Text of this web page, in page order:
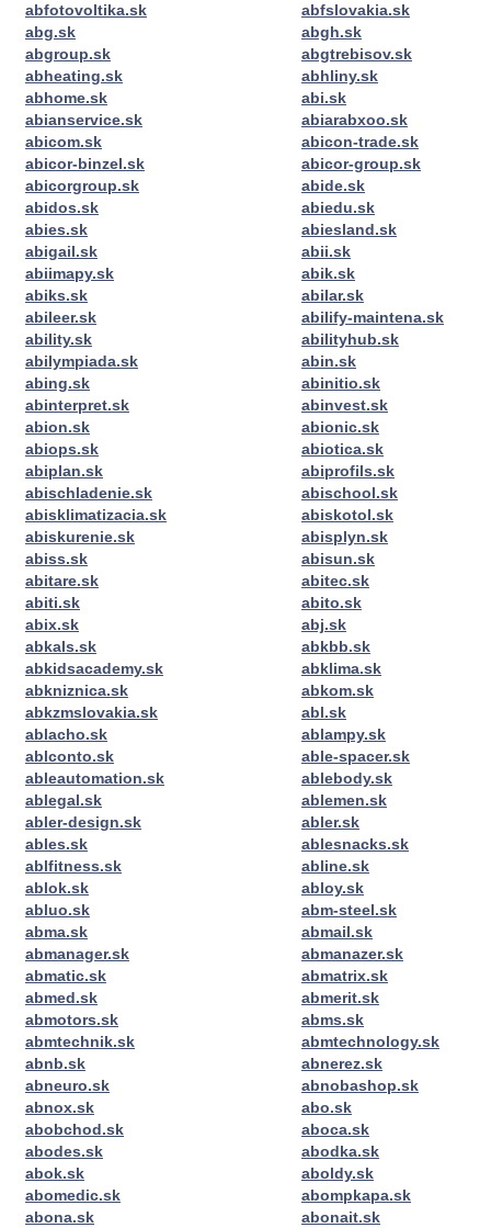
abfotovoltika.sk
abfslovakia.sk
abg.sk
abgh.sk
abgroup.sk
abgtrebisov.sk
abheating.sk
abhliny.sk
abhome.sk
abi.sk
abianservice.sk
abiarabxoo.sk
abicom.sk
abicon-trade.sk
abicor-binzel.sk
abicor-group.sk
abicorgroup.sk
abide.sk
abidos.sk
abiedu.sk
abies.sk
abiesland.sk
abigail.sk
abii.sk
abiimapy.sk
abik.sk
abiks.sk
abilar.sk
abileer.sk
abilify-maintena.sk
ability.sk
abilityhub.sk
abilympiada.sk
abin.sk
abing.sk
abinitio.sk
abinterpret.sk
abinvest.sk
abion.sk
abionic.sk
abiops.sk
abiotica.sk
abiplan.sk
abiprofils.sk
abischladenie.sk
abischool.sk
abisklimatizacia.sk
abiskotol.sk
abiskurenie.sk
abisplyn.sk
abiss.sk
abisun.sk
abitare.sk
abitec.sk
abiti.sk
abito.sk
abix.sk
abj.sk
abkals.sk
abkbb.sk
abkidsacademy.sk
abklima.sk
abkniznica.sk
abkom.sk
abkzmslovakia.sk
abl.sk
ablacho.sk
ablampy.sk
ablconto.sk
able-spacer.sk
ableautomation.sk
ablebody.sk
ablegal.sk
ablemen.sk
abler-design.sk
abler.sk
ables.sk
ablesnacks.sk
ablfitness.sk
abline.sk
ablok.sk
abloy.sk
abluo.sk
abm-steel.sk
abma.sk
abmail.sk
abmanager.sk
abmanazer.sk
abmatic.sk
abmatrix.sk
abmed.sk
abmerit.sk
abmotors.sk
abms.sk
abmtechnik.sk
abmtechnology.sk
abnb.sk
abnerez.sk
abneuro.sk
abnobashop.sk
abnox.sk
abo.sk
abobchod.sk
aboca.sk
abodes.sk
abodka.sk
abok.sk
aboldy.sk
abomedic.sk
abompkapa.sk
abona.sk
abonait.sk